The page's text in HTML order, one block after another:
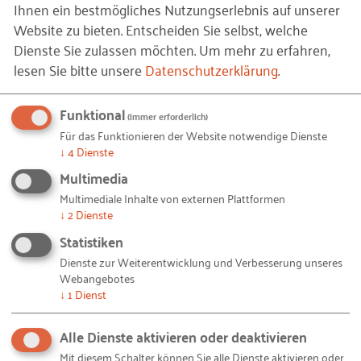
Beratungsmodell seit 1968 bis heute, zusätzlich
übernehmen Mitarbeitende der RKW GmbHs auch
selbst die Beratung. Exemplarisch siehe dazu die
Informationen desRKW Baden-Württemberg zum
Beratungsmodell. Thematisch geht das RKW mit der
Zeit, aktuell sind Beratung zu Innovation,
Digitalisierung, Nachhaltigkeit und
Fachkräftesicherung Schwerpunkte.
Weiterbildung:Die Weiterbildung von Fach- und
Führungskräften war und ist ein weiteres wichtiges
Geschäftsfeld der RKW Landesorganisationen,
früher auch der RKW-Zentrale, die umfangreiche
Lehrgänge anbot. Heute bieten die RKW vor Ort und
einer breiten Themenpalette an. Das Spektrum der
Fachthemen reicht von Einkauf und
Ihnen ein bestmögliches Nutzungserlebnis auf unserer
Website zu bieten. Entscheiden Sie selbst, welche
Dienste Sie zulassen möchten.Um mehr zu erfahren,
lesen Sie bitte unsereDatenschutzerklärung.
Funktional(immer erforderlich)
Für das Funktionieren der Website notwendige Dienste
↓ 4Dienste
Multimedia
Multimediale Inhalte von externen Plattformen
↓ 2Dienste
Statistiken
Dienste zur Weiterentwicklung und Verbesserung unseres
Webangebotes
↓ 1 Dienst
Alle Dienste aktivieren oder deaktivieren
Mit diesem Schalter können Sie alle Dienste aktivieren oder